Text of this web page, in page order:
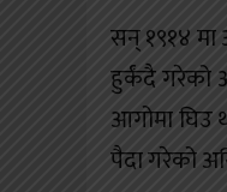
सन् १९१४ मा
हुर्कंदै गरेको
आगोमा घिउ
पैदा गरेको